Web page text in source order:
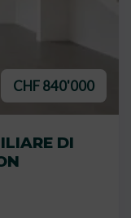
CHF 840'000
DI